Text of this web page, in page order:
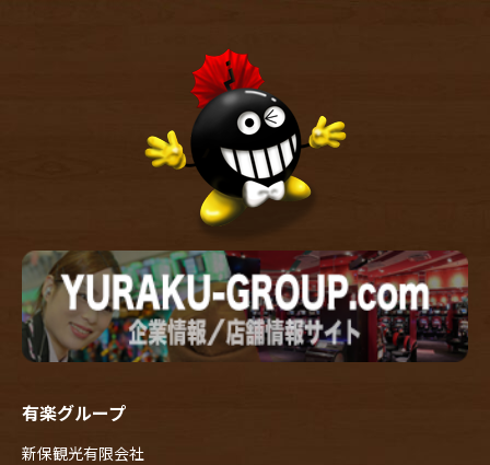
有楽グループ
新保観光有限会社